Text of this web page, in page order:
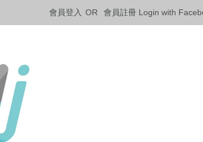
會員登入 OR 會員註冊 Login with